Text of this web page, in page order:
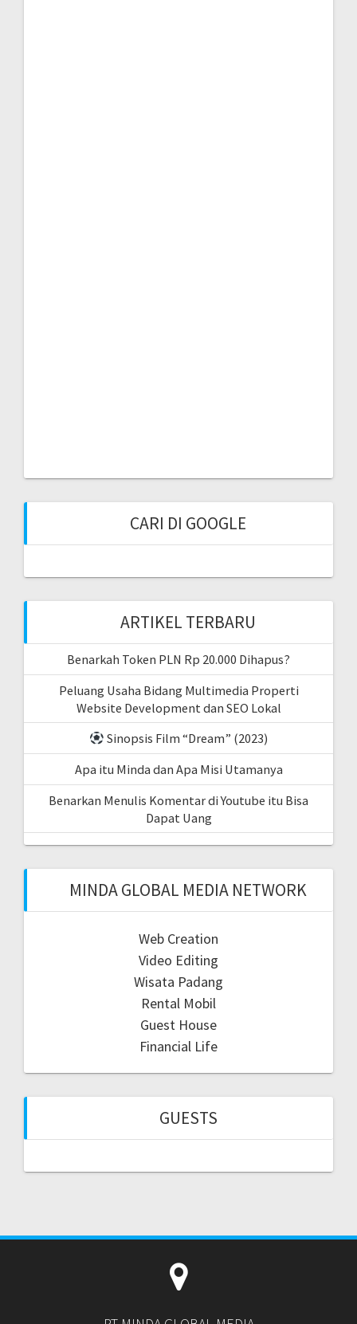
CARI DI GOOGLE
ARTIKEL TERBARU
Benarkah Token PLN Rp 20.000 Dihapus?
Peluang Usaha Bidang Multimedia Properti
Website Development dan SEO Lokal
Sinopsis Film “Dream” (2023)
Apa itu Minda dan Apa Misi Utamanya
Benarkan Menulis Komentar di Youtube itu Bisa
Dapat Uang
MINDA GLOBAL MEDIA NETWORK
Web Creation
Video Editing
Wisata Padang
Rental Mobil
Guest House
Financial Life
GUESTS